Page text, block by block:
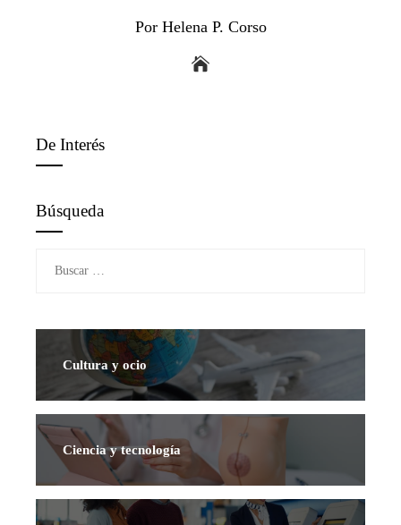
Por Helena P. Corso
De Interés
Búsqueda
Cultura y ocio
Ciencia y tecnología